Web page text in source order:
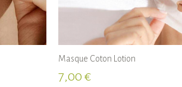
Masque Coton Lotion
7,00 €